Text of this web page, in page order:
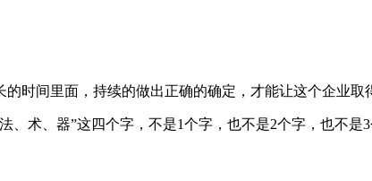
时间里面，持续的做出正确的确定，才能让这个企业取
术、器”这四个字，不是1个字，也不是2个字，也不是